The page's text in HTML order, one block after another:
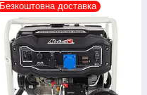
Безкоштовна доставка